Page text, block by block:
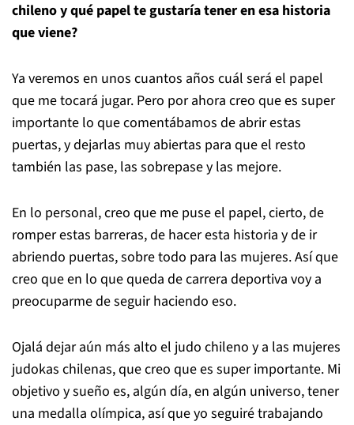
chileno y qué papel te gustaría tener en esa historia
que viene?
Ya veremos en unos cuantos años cuál será el papel
que me tocará jugar. Pero por ahora creo que es super
importante lo que comentábamos de abrir estas
puertas, y dejarlas muy abiertas para que el resto
también las pase, las sobrepase y las mejore.
En lo personal, creo que me puse el papel, cierto, de
romper estas barreras, de hacer esta historia y de ir
abriendo puertas, sobre todo para las mujeres. Así que
creo que en lo que queda de carrera deportiva voy a
preocuparme de seguir haciendo eso.
Ojalá dejar aún más alto el judo chileno y a las mujeres
judokas chilenas, que creo que es super importante. Mi
objetivo y sueño es, algún día, en algún universo, tener
una medalla olímpica, así que yo seguiré trabajando